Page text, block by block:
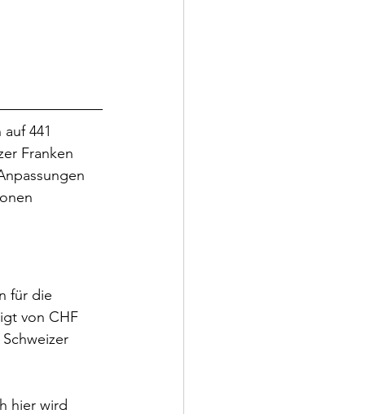
441
Franken
für die
von CHF
hier wird